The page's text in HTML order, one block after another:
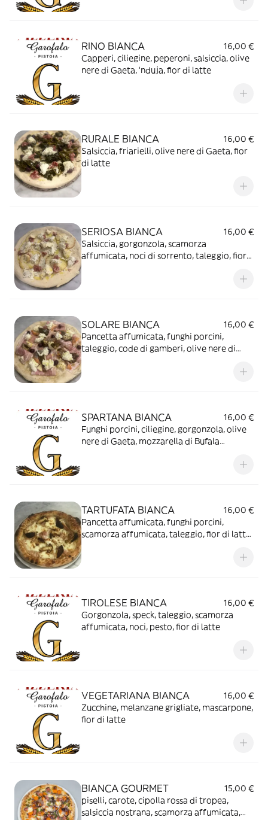
RINO BIANCA
16,00 €
Capperi, ciliegine, peperoni, salsiccia, olive
nere di Gaeta, ‘nduja, fior di latte
RURALE BIANCA
16,00 €
Salsiccia, friarielli, olive nere di Gaeta, fior
di latte
SERIOSA BIANCA
16,00 €
Salsiccia, gorgonzola, scamorza
affumicata, noci di sorrento, taleggio, fior
SOLARE BIANCA
16,00 €
Pancetta affumicata, funghi porcini,
taleggio, code di gamberi, olive nere di
SPARTANA BIANCA
16,00 €
Funghi porcini, ciliegine, gorgonzola, olive
nere di Gaeta, mozzarella di Bufala
TARTUFATA BIANCA
16,00 €
Pancetta affumicata, funghi porcini,
scamorza affumicata, taleggio, fior di latte,
TIROLESE BIANCA
16,00 €
Gorgonzola, speck, taleggio, scamorza
affumicata, noci, pesto, fior di latte
VEGETARIANA BIANCA
16,00 €
Zucchine, melanzane grigliate, mascarpone,
fior di latte
BIANCA GOURMET
15,00 €
piselli, carote, cipolla rossa di tropea,
salsiccia nostrana, scamorza affumicata,